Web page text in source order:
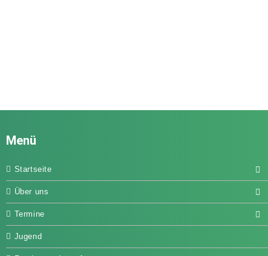
Menü
Startseite
Über uns
Termine
Jugend